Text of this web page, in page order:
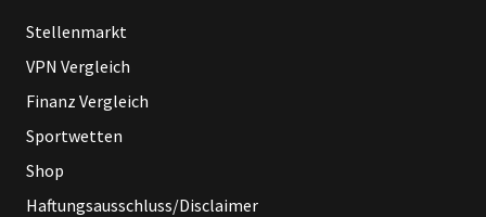
Stellenmarkt
VPN Vergleich
Finanz Vergleich
Sportwetten
Shop
Haftungsausschluss/Disclaimer